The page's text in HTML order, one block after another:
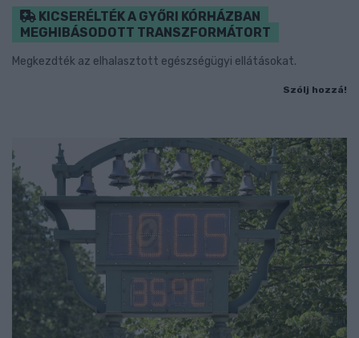
KICSERÉLTÉK A GYŐRI KÓRHÁZBAN
MEGHIBÁSODOTT TRANSZFORMÁTORT
Megkezdték az elhalasztott egészségügyi ellátásokat.
Szólj hozzá!